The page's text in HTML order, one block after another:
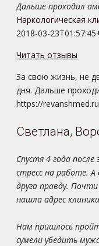
Дальше проходил
Наркологическая
2018-03-
Читать отзывы
За свою жизнь, не
дня. Дальше
https://
Светлана,
Спустя 4 года
стресс на работе. А
друга правду.
нашла адрес
Нам пришлось
сумели убедить